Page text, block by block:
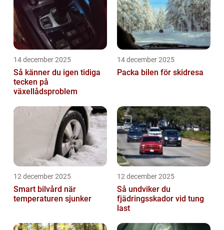
14 december 2025
Så känner du igen tidiga
tecken på
växellådsproblem
14 december 2025
Packa bilen för skidresa
12 december 2025
Smart bilvård när
temperaturen sjunker
12 december 2025
Så undviker du
fjädringsskador vid tung
last